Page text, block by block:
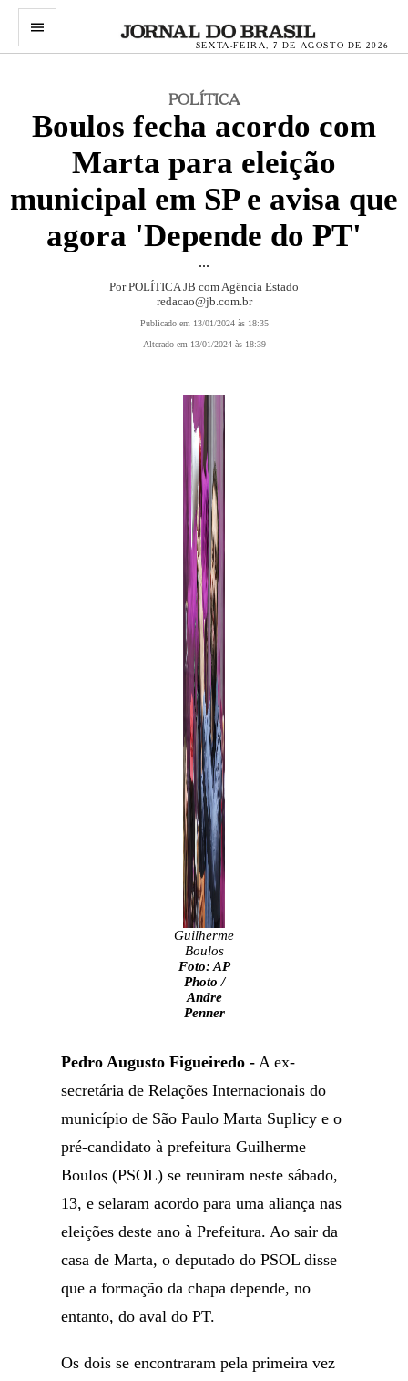
menu
SEXTA-FEIRA, 7 DE AGOSTO DE 2026
POLÍTICA
Boulos fecha acordo com
Marta para eleição
municipal em SP e avisa que
agora 'Depende do PT'
...
Por POLÍTICA JB com Agência Estado
redacao@jb.com.br
Publicado em 13/01/2024 às 18:35
Alterado em 13/01/2024 às 18:39
Guilherme
Boulos
Foto: AP
Photo /
Andre
Penner
Pedro Augusto Figueiredo - A ex-
secretária de Relações Internacionais do
município de São Paulo Marta Suplicy e o
pré-candidato à prefeitura Guilherme
Boulos (PSOL) se reuniram neste sábado,
13, e selaram acordo para uma aliança nas
eleições deste ano à Prefeitura. Ao sair da
casa de Marta, o deputado do PSOL disse
que a formação da chapa depende, no
entanto, do aval do PT.
Os dois se encontraram pela primeira vez